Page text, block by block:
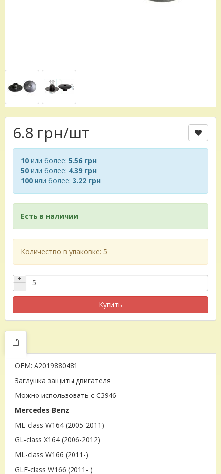
6.8 грн/шт
10 или более: 5.56 грн
50 или более: 4.39 грн
100 или более: 3.22 грн
Есть в наличии
Количество в упаковке: 5
+
−
Купить
OEM: A2019880481
Заглушка защиты двигателя
Можно использовать с C3946
Mercedes Benz
ML-class W164 (2005-2011)
GL-class X164 (2006-2012)
ML-class W166 (2011-)
GLE-class W166 (2011- )